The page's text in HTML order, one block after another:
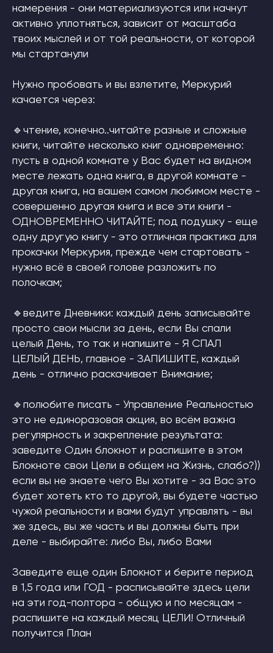
намерения - они материализуются или начнут
активно уплотняться, зависит от масштаба
твоих мыслей и от той реальности, от которой
мы стартанули
Нужно пробовать и вы взлетите, Меркурий
качается через:
🔹чтение, конечно..читайте разные и сложные
книги, читайте несколько книг одновременно:
пусть в одной комнате у Вас будет на видном
месте лежать одна книга, в другой комнате -
другая книга, на вашем самом любимом месте -
совершенно другая книга и все эти книги -
ОДНОВРЕМЕННО ЧИТАЙТЕ; под подушку - еще
одну другую книгу - это отличная практика для
прокачки Меркурия, прежде чем стартовать -
нужно всё в своей голове разложить по
полочкам;
🔹ведите Дневники: каждый день записывайте
просто свои мысли за день, если Вы спали
целый День, то так и напишите - Я СПАЛ
ЦЕЛЫЙ ДЕНЬ, главное - ЗАПИШИТЕ, каждый
день - отлично раскачивает Внимание;
🔹полюбите писать - Управление Реальностью
это не единоразовая акция, во всём важна
регулярность и закрепление результата:
заведите Один блокнот и распишите в этом
Блокноте свои Цели в общем на Жизнь, слабо?))
если вы не знаете чего Вы хотите - за Вас это
будет хотеть кто то другой, вы будете частью
чужой реальности и вами будут управлять - вы
же здесь, вы же часть и вы должны быть при
деле - выбирайте: либо Вы, либо Вами
Заведите еще один Блокнот и берите период
в 1,5 года или ГОД - расписывайте здесь цели
на эти год-полтора - общую и по месяцам -
распишите на каждый месяц ЦЕЛИ! Отличный
получится План